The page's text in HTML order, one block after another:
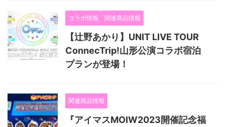
コラボ情報 関連商品情報
【辻野あかり】UNIT LIVE TOUR
ConnecTrip!山形公演コラボ宿泊
プランが登場！
関連商品情報
『アイマスMOIW2023開催記念福